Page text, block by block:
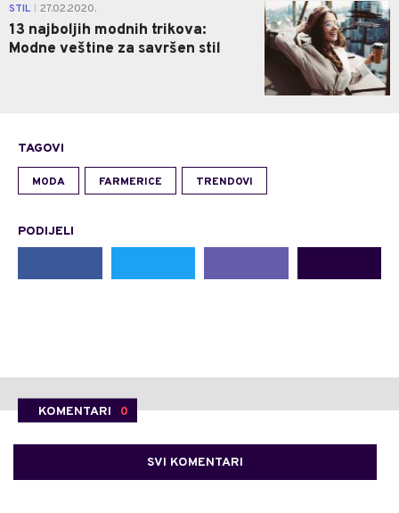
STIL 27.02.2020.
13 najboljih modnih trikova:
Modne veštine za savršen stil
TAGOVI
MODA FARMERICE TRENDOVI
PODIJELI
KOMENTARI 0
SVI KOMENTARI